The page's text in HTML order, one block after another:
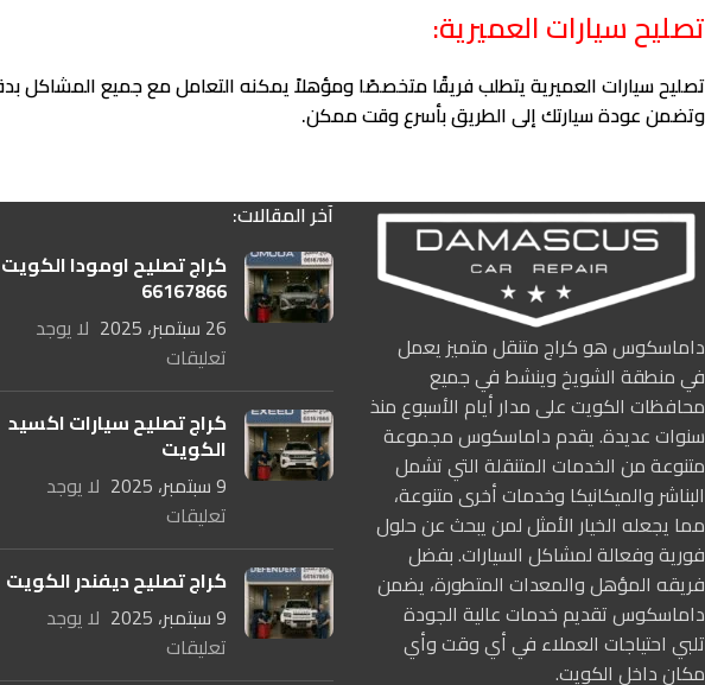
تصليح سيارات العميرية:
تصليح سيارات العميرية يتطلب فريقًا متخصصًا ومؤهلاً يمكنه التعامل مع جميع المشاكل
وتضمن عودة سيارتك إلى الطريق بأسرع وقت ممكن.
داماسكوس هو كراج متنقل متميز يعمل
في منطقة الشويخ وينشط في جميع
محافظات الكويت على مدار أيام الأسبوع منذ
سنوات عديدة. يقدم داماسكوس مجموعة
متنوعة من الخدمات المتنقلة التي تشمل
البناشر والميكانيكا وخدمات أخرى متنوعة،
مما يجعله الخيار الأمثل لمن يبحث عن حلول
فورية وفعالة لمشاكل السيارات. بفضل
فريقه المؤهل والمعدات المتطورة، يضمن
داماسكوس تقديم خدمات عالية الجودة
تلبي احتياجات العملاء في أي وقت وأي
مكان داخل الكويت.
آخر المقالات:
كراج تصليح اومودا الكويت
66167866
26 سبتمبر، 2025
لا يوجد
تعليقات
كراج تصليح سيارات اكسيد
الكويت
9 سبتمبر، 2025
لا يوجد
تعليقات
كراج تصليح ديفندر الكويت
9 سبتمبر، 2025
لا يوجد
تعليقات